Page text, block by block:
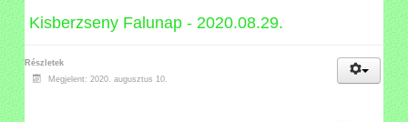
Kisberzseny Falunap - 2020.08.29.
Részletek
Megjelent: 2020. augusztus 10.